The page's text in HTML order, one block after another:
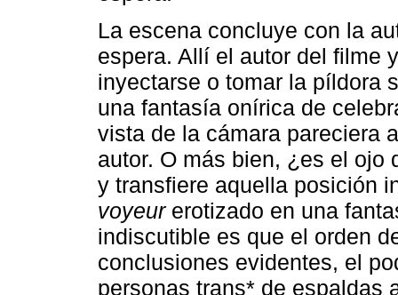
La escena concluye con la
espera. Allí el autor del filme
inyectarse o tomar la píldora
una fantasía onírica de
vista de la cámara pareciera
autor. O más bien, ¿es el ojo
y transfiere aquella posición
voyeurerotizado en una
indiscutible es que el orden
conclusiones evidentes, el
personas trans* de espaldas